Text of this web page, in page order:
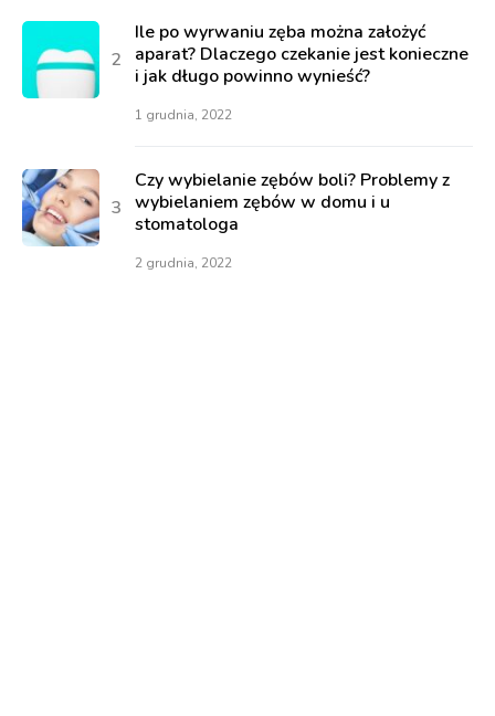
Ile po wyrwaniu zęba można założyć
aparat? Dlaczego czekanie jest konieczne
i jak długo powinno wynieść?
1 grudnia, 2022
Czy wybielanie zębów boli? Problemy z
wybielaniem zębów w domu i u
stomatologa
2 grudnia, 2022